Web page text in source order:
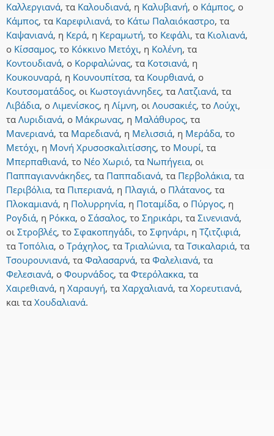
Καλλεργιανά, τα Καλουδιανά, η Καλυβιανή, ο Κάμπος, ο
Κάμπος, τα Καρεφιλιανά, το Κάτω Παλαιόκαστρο, τα
Καψανιανά, η Κερά, η Κεραμωτή, το Κεφάλι, τα Κιολιανά,
ο Κίσσαμος, το Κόκκινο Μετόχι, η Κολένη, τα
Κοντουδιανά, ο Κορφαλώνας, τα Κοτσιανά, η
Κουκουναρά, η Κουνουπίτσα, τα Κουρθιανά, ο
Κουτσοματάδος, οι Κωστογιάννηδες, τα Λατζιανά, τα
Λιβάδια, ο Λιμενίσκος, η Λίμνη, οι Λουσακιές, το Λούχι,
τα Λυριδιανά, ο Μάκρωνας, η Μαλάθυρος, τα
Μανεριανά, τα Μαρεδιανά, η Μελισσιά, η Μεράδα, το
Μετόχι, η Μονή Χρυσοσκαλιτίσσης, το Μουρί, τα
Μπερπαθιανά, το Νέο Χωριό, τα Νωπήγεια, οι
Παππαγιαννάκηδες, τα Παππαδιανά, τα Περβολάκια, τα
Περιβόλια, τα Πιπεριανά, η Πλαγιά, ο Πλάτανος, τα
Πλοκαμιανά, η Πολυρρηνία, η Ποταμίδα, ο Πύργος, η
Ρογδιά, η Ρόκκα, ο Σάσαλος, το Σηρικάρι, τα Σινενιανά,
οι Στροβλές, το Σφακοπηγάδι, το Σφηνάρι, η Τζιτζιφιά,
τα Τοπόλια, ο Τράχηλος, τα Τριαλώνια, τα Τσικαλαριά, τα
Τσουρουνιανά, τα Φαλασαρνά, τα Φαλελιανά, τα
Φελεσιανά, ο Φουρνάδος, τα Φτερόλακκα, τα
Χαιρεθιανά, η Χαραυγή, τα Χαρχαλιανά, τα Χορευτιανά,
και τα Χουδαλιανά.